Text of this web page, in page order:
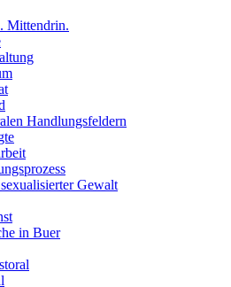
Mittendrin.
Handlungsfeldern
Gewalt
in Buer